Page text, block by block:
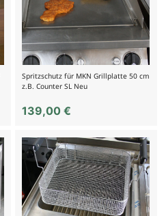
Spritzschutz für MKN Grillplatte 50 cm
z.B. Counter SL Neu
139,00€